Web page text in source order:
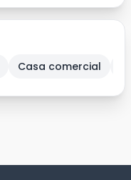
Casa comercial